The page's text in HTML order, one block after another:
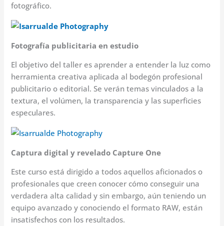
fotográfico.
Fotografía publicitaria en estudio
El objetivo del taller es aprender a entender la luz como
herramienta creativa aplicada al bodegón profesional
publicitario o editorial. Se verán temas vinculados a la
textura, el volúmen, la transparencia y las superficies
especulares.
Captura digital y revelado Capture One
Este curso está dirigido a todos aquellos aficionados o
profesionales que creen conocer cómo conseguir una
verdadera alta calidad y sin embargo, aún teniendo un
equipo avanzado y conociendo el formato RAW, están
insatisfechos con los resultados.